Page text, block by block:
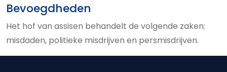
Bevoegdheden
Het hof van assisen behandelt de volgende zaken:
misdaden, politieke misdrijven en persmisdrijven.